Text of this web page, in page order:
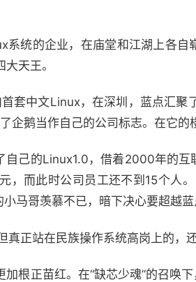
系统的企业，在庙堂和江湖上各
天王。
套中文Linux，在深圳，蓝点汇
企鹅当作自己的公司标志。在它的
自己的Linux1.0，借着2000年的
，而此时公司员工还不到15个人
马哥羡慕不已，暗下决心要超越蓝
真正站在民族操作系统高岗上的，还
根正苗红。在“缺芯少魂”的召唤